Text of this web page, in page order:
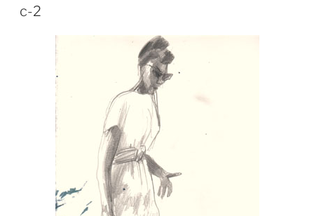
AM
c-2